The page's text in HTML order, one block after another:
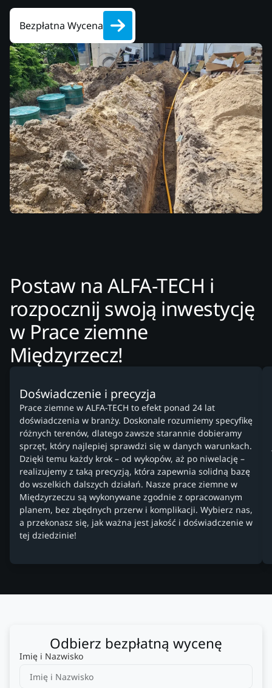
Bezpłatna Wycena
Postaw na ALFA-TECH i
rozpocznij swoją inwestycję
w Prace ziemne
Międzyrzecz!
Doświadczenie i precyzja
Prace ziemne w ALFA-TECH to efekt ponad 24 lat
doświadczenia w branży. Doskonale rozumiemy specyfikę
różnych terenów, dlatego zawsze starannie dobieramy
sprzęt, który najlepiej sprawdzi się w danych warunkach.
Dzięki temu każdy krok – od wykopów, aż po niwelację –
realizujemy z taką precyzją, która zapewnia solidną bazę
do wszelkich dalszych działań. Nasze prace ziemne w
Międzyrzeczu są wykonywane zgodnie z opracowanym
planem, bez zbędnych przerw i komplikacji. Wybierz nas,
a przekonasz się, jak ważna jest jakość i doświadczenie w
tej dziedzinie!
Odbierz bezpłatną wycenę
Imię i Nazwisko